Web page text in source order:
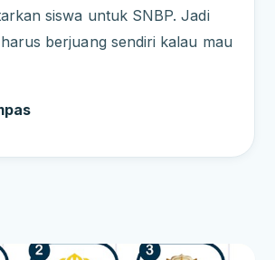
siswa untuk SNBP. Jadi
berjuang sendiri kalau mau